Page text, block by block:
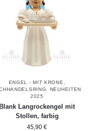
ENGEL - MIT KRONE
NEUHEITEN
2025
Blank Langrockengel mit
Stollen, farbig
45,90 €